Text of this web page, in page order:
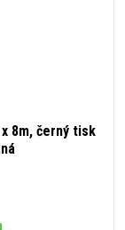
8m, černý tisk